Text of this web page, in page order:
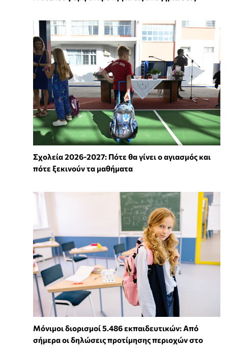
Σχολεία 2026-2027: Πότε θα γίνει ο αγιασμός και
πότε ξεκινούν τα μαθήματα
Μόνιμοι διορισμοί 5.486 εκπαιδευτικών: Από
σήμερα οι δηλώσεις προτίμησης περιοχών στο